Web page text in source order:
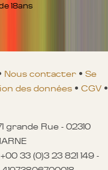
18ans
Nous contacter • Se
des données • CGV •
grande Rue - 02310
33 (0)3 23 821 149 -